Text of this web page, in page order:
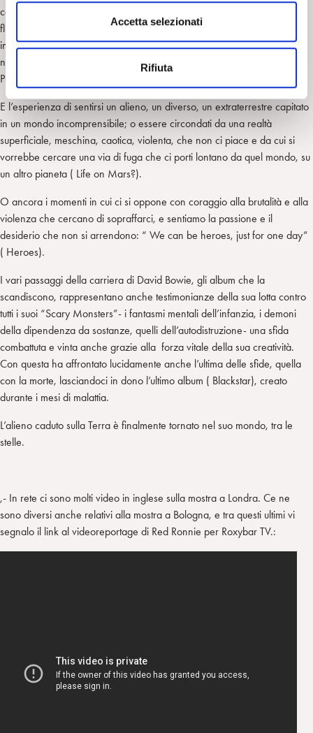
Accetta selezionati
Rifiuta
contatto che dia vita e calore, simili ad un’astronauta condannato a
fluttuare nello spazio perché i contatti con la terra si sono
inspiegabilmente interrotti, i circuiti sono “dead”, e la Terra, la vita a cui
non potrà più tornare, è laggiù, azzurra e bellissima e irraggiungibile: “
Planet Earth is blue/ and there’s nothing I can do” ( Space Oddity).
E l’esperienza di sentirsi un alieno, un diverso, un extraterrestre capitato
in un mondo incomprensibile; o essere circondati da una realtà
superficiale, meschina, caotica, violenta, che non ci piace e da cui si
vorrebbe cercare una via di fuga che ci porti lontano da quel mondo, su
un altro pianeta ( Life on Mars?).
O ancora i momenti in cui ci si oppone con coraggio alla brutalità e alla
violenza che cercano di sopraffarci, e sentiamo la passione e il
desiderio che non si arrendono: “ We can be heroes, just for one day”
( Heroes).
I vari passaggi della carriera di David Bowie, gli album che la
scandiscono, rappresentano anche testimonianze della sua lotta contro
tutti i suoi “Scary Monsters”- i fantasmi mentali dell’infanzia, i demoni
della dipendenza da sostanze, quelli dell’autodistruzione- una sfida
combattuta e vinta anche grazie alla forza vitale della sua creatività.
Con questa ha affrontato lucidamente anche l’ultima delle sfide, quella
con la morte, lasciandoci in dono l’ultimo album ( Blackstar), creato
durante i mesi di malattia.
L’alieno caduto sulla Terra è finalmente tornato nel suo mondo, tra le
stelle.
,- In rete ci sono molti video in inglese sulla mostra a Londra. Ce ne
sono diversi anche relativi alla mostra a Bologna, e tra questi ultimi vi
segnalo il link al videoreportage di Red Ronnie per Roxybar TV.: